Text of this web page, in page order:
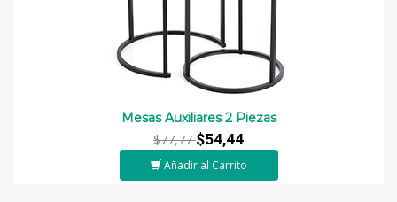
Mesas Auxiliares 2 Piezas
$77,77$54,44
Añadir al Carrito